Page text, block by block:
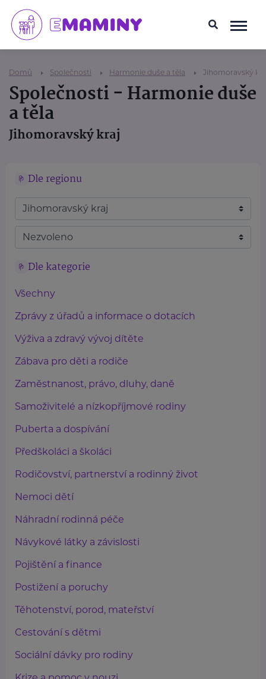
Domů Společnosti Harmonie duše a těla Jihomoravský
Společnosti - Harmonie duše
a těla
Jihomoravský kraj
Dle regionu
Dle kategorie
Všechny
Zprávy z úřadů a informace o dotacích
Výživa a zdravý vývoj dítěte
Zábava pro děti a rodiče
Zaměstnanost, právo, dluhy, daně
Samoživitelé a nízkopříjmové rodiny
Puberta a dospívání
Předškoláci a školáci
Rodičovství, partnerství a rodinný život
Nemoci dětí
Náhradní rodinná péče
Návykové látky a závislosti
Pojištění a finance
Postižení a poruchy
Těhotenství, porod, mateřství
Cestování s dětmi
Sociální dávky pro rodiny